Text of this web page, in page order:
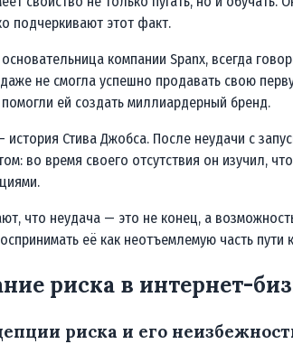
подчеркивают этот факт.
компании Spanx, всегда
не смогла успешно продавать свою
ей создать миллиардерный бренд.
Стива Джобса. После неудачи с
во время своего отсутствия он изучил,
что неудача — это не конец, а
её как неотъемлемую часть
риска в интернет-
риска и его